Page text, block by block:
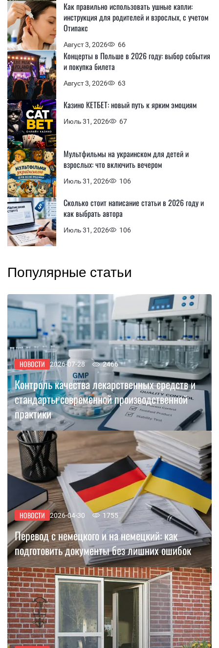
Август 3, 2026 66
Как правильно использовать ушные капли:
инструкция для родителей и взрослых, с учетом
Отипакс
Август 3, 2026 63
Концерты в Польше в 2026 году: выбор события
и покупка билета
Июль 31, 2026 67
Казино КЕТБЕТ: новый путь к ярким эмоциям
Июль 31, 2026 106
Мультфильмы на украинском для детей и
взрослых: что включить вечером
Июль 31, 2026 106
Сколько стоит написание статьи в 2026 году и
как выбрать автора
Популярные статьи
НОВОСТИ 2026-07-28 2466
Контроль качества лекарственных средств и
стандарты современной производственной
практики
НОВОСТИ 2026-04-30 1755
Перевод с немецкого и на немецкий: как
подготовить документы без лишних ошибок